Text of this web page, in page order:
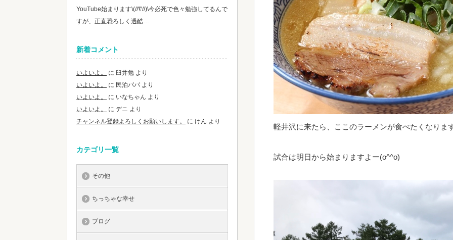
軽井沢に来たら、ここのラーメンが食べたくなりま
試合は明日から始まりますよー(o^^o)
YouTube始まります\(//∇//)\今必死で色々勉強してるんで
すが、正直恐ろしく過酷…
新着コメント
いよいよ。 に 臼井勉 より
いよいよ。
に 民泊パパ より
いよいよ。
に いなちゃん より
いよいよ。
に デニ より
チャンネル登録よろしくお願いします。
に けん より
カテゴリ一覧
その他
ちっちゃな幸せ
ブログ